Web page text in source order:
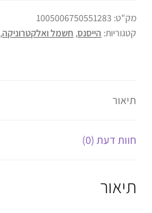
מק"ט: 1005006750551283
קטגוריות: הייסנס, חשמל ואלקטרוניקה,
תיאור
חוות דעת (0)
תיאור